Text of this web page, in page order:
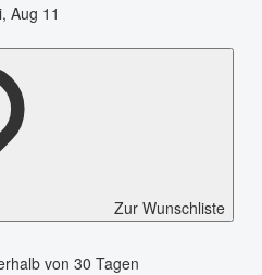
Aug 11
Zur Wunschliste
von 30 Tagen